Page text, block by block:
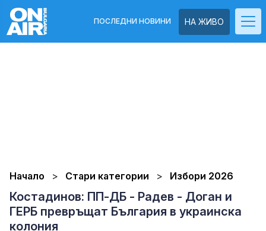
НА ЖИВО
ПОСЛЕДНИ НОВИНИ
Начало Стари категории Избори 2026
Костадинов: ПП-ДБ - Радев - Доган и
ГЕРБ превръщат България в украинска
колония